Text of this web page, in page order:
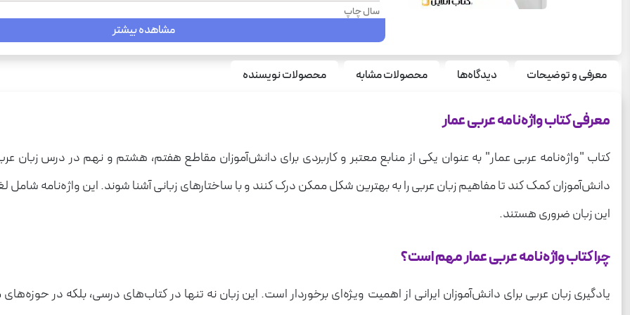
سال چاپ
نوع جلد
مشاهده بیشتر
معرفی و توضیحات دیدگاه‌ها محصولات مشابه محصولات نویسنده
معرفی کتاب واژه‌نامه عربی عمار
کتاب "واژه‌نامه عربی عمار" به عنوان یکی از منابع معتبر و کاربردی برای دانش‌آموزان مقاطع هفتم، هشتم و نهم در درس
دانش‌آموزان کمک کند تا مفاهیم زبان عربی را به بهترین شکل ممکن درک کنند و با ساختارهای زبانی آشنا شوند. این واژه‌نامه شامل
این زبان ضروری هستند.
چرا کتاب واژه‌نامه عربی عمار مهم است؟
یادگیری زبان عربی برای دانش‌آموزان ایرانی از اهمیت ویژه‌ای برخوردار است. این زبان نه تنها در کتاب‌های درسی، بلکه در